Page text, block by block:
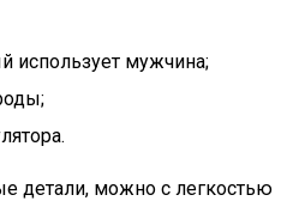
использует мужчина;
детали, можно с легкостью